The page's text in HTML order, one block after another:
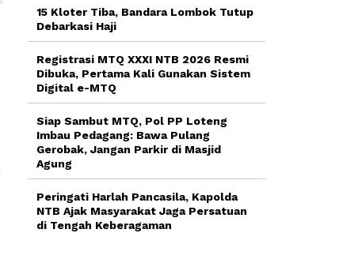
15 Kloter Tiba, Bandara Lombok Tutup
Debarkasi Haji
Registrasi MTQ XXXI NTB 2026 Resmi
Dibuka, Pertama Kali Gunakan Sistem
Digital e-MTQ
Siap Sambut MTQ, Pol PP Loteng
Imbau Pedagang: Bawa Pulang
Gerobak, Jangan Parkir di Masjid
Agung
Peringati Harlah Pancasila, Kapolda
NTB Ajak Masyarakat Jaga Persatuan
di Tengah Keberagaman